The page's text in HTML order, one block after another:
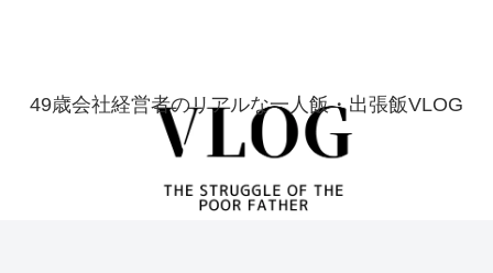
49歳会社経営者のリアルな一人飯・出張飯VLOG